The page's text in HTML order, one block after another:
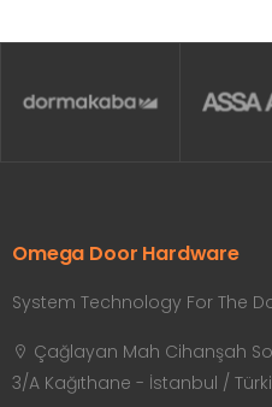
Omega Door Hardware
System Technology For The
Çağlayan Mah Cihanşah
3/A Kağıthane - İstanbul /